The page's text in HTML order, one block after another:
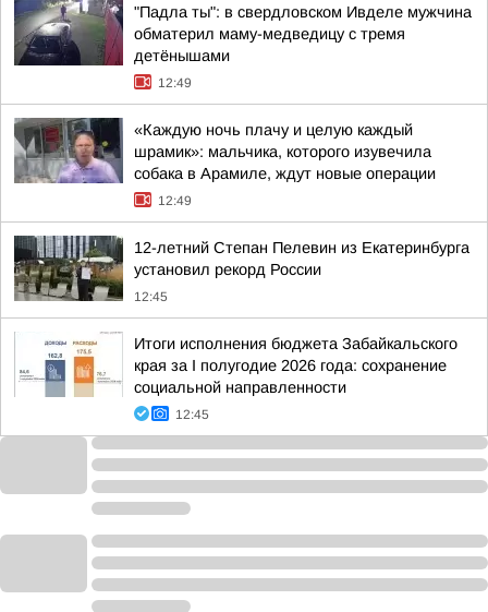
"Падла ты": в свердловском Ивделе мужчина
обматерил маму-медведицу с тремя
детёнышами
12:49
«Каждую ночь плачу и целую каждый
шрамик»: мальчика, которого изувечила
собака в Арамиле, ждут новые операции
12:49
12-летний Степан Пелевин из Екатеринбурга
установил рекорд России
12:45
Итоги исполнения бюджета Забайкальского
края за I полугодие 2026 года: сохранение
социальной направленности
12:45